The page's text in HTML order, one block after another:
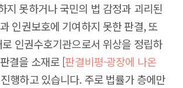
지 못하거나 국민의 법 감정과 괴리된
인권보호에 기여하지 못한 판결, 또
인권수호기관으로서 위상을 정립하
결을 소재로 [판결비평-광장에 나온
행하고 있습니다. 주로 법률가 층에만